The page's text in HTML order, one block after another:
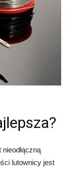
lutownicy jest